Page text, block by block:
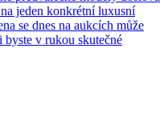
jeden konkrétní luxusní
se dnes na aukcích může
v rukou skutečné